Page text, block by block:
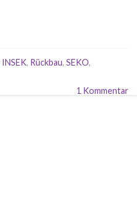
INSEK, Rückbau, SEKO,
1 Kommentar